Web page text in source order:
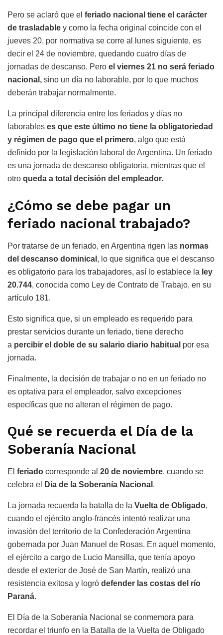
Pero se aclaró que el feriado nacional tiene el carácter
de trasladable y como la fecha original coincide con el
jueves 20, por normativa se corre al lunes siguiente, es
decir el 24 de noviembre, quedando cuatro días de
jornadas de descanso. Pero el viernes 21 no será feriado
nacional, sino un día no laborable, por lo que muchos
deberán trabajar normalmente.
La principal diferencia entre los feriados y días no
laborables es que este último no tiene la obligatoriedad
y régimen de pago que el primero, algo que está
definido por la legislación laboral de Argentina. Un feriado
es una jornada de descanso obligatoria, mientras que el
otro queda a total decisión del empleador.
¿Cómo se debe pagar un
feriado nacional trabajado?
Por tratarse de un feriado, en Argentina rigen las normas
del descanso dominical , lo que significa que el descanso
es obligatorio para los trabajadores, así lo establece la ley
20.744, conocida como Ley de Contrato de Trabajo, en su
artículo 181.
Esto significa que, si un empleado es requerido para
prestar servicios durante un feriado, tiene derecho
a percibir el doble de su salario diario habitual por esa
jornada.
Finalmente, la decisión de trabajar o no en un feriado no
es optativa para el empleador, salvo excepciones
específicas que no alteran el régimen de pago.
Qué se recuerda el Día de la
Soberanía Nacional
El feriado corresponde al 20 de noviembre, cuando se
celebra el
Día de la Soberanía Nacional .
La jornada recuerda la batalla de la Vuelta de Obligado,
cuando el ejército anglo-francés intentó realizar una
invasión del territorio de la Confederación Argentina
gobernada por Juan Manuel de Rosas. En aquel momento,
el ejército a cargo de Lucio Mansilla, que tenía apoyo
desde el exterior de José de San Martín, realizó una
resistencia exitosa y logró defender las costas del río
Paraná.
El Día de la Soberanía Nacional se conmemora para
recordar el triunfo en la Batalla de la Vuelta de Obligado